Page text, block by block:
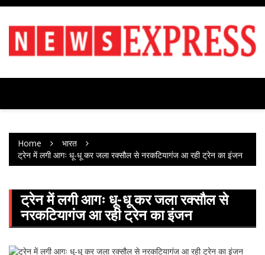
Skip
content
Home
भारत
ट्रेन में लगी आगः धू-धू कर जला रक्सौल से नरकटियागंज आ रही ट्रेन का इंजन
ट्रेन में लगी आगः धू-धू कर जला रक्सौल से
नरकटियागंज आ रही ट्रेन का इंजन